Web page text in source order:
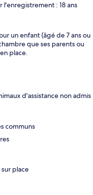
: 18 ans
un enfant (âgé de 7 ans ou
que ses parents ou
place.
d'assistance non admis
communs
place